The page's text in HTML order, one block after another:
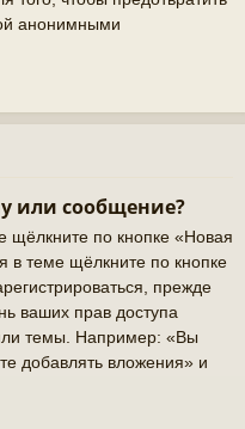
анонимными
или сообщение?
щёлкните по кнопке «Новая
теме щёлкните по кнопке
прежде
ваших прав доступа
темы. Например: «Вы
добавлять вложения» и